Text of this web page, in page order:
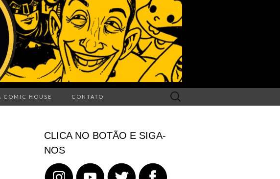
COMIC HOUSE CONTATO
Search
for:
CLICA NO BOTÃO E SIGA-
NOS